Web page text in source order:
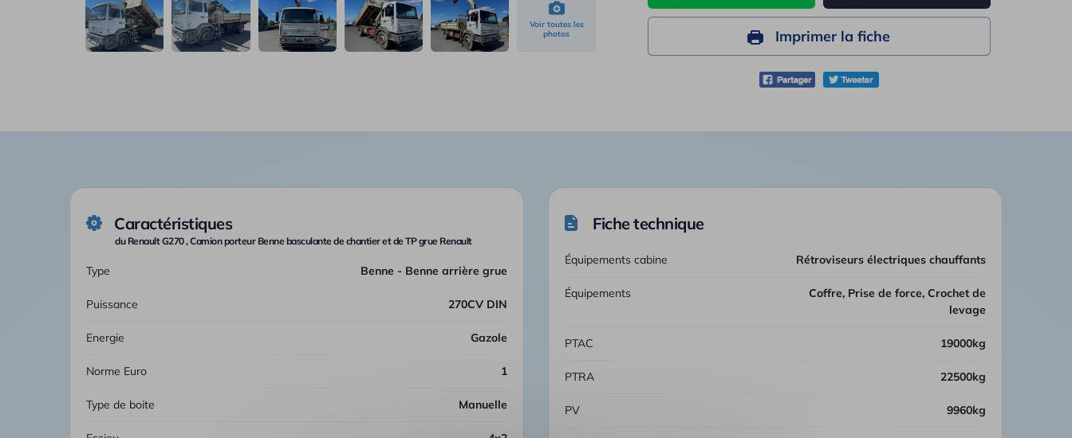
Imprimer la fiche
Caractéristiques
du Renault G270 , Camion porteur Benne basculante de chantier et de TP grue Renault
Type Benne - Benne arrière grue
Puissance 270CV DIN
Energie Gazole
Norme Euro 1
Type de boite manuelle
Fiche technique
Équipements cabine rétroviseurs électriques chauffants
Équipements
Coffre, Prise de force, Crochet de
levage
PTAC 19000kg
PTRA 22500kg
PV 9960kg